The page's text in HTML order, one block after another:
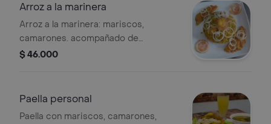
Arroz a la marinera
Arroz a la marinera: mariscos,
camarones. acompañado de
sancocho de pescado y patacón.
$ 46.000
Paella personal
Paella con mariscos, camarones,